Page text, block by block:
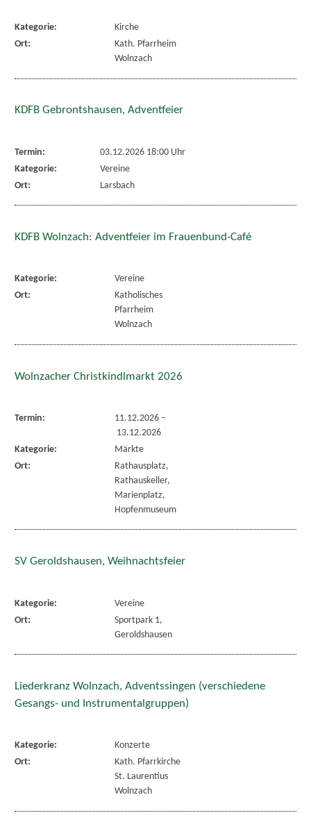
Kategorie:
Kirche
Ort:
Kath. Pfarrheim
Wolnzach
KDFB Gebrontshausen, Adventfeier
Termin:
03.12.2026 18:00 Uhr
Kategorie:
Vereine
Ort:
Larsbach
KDFB Wolnzach: Adventfeier im Frauenbund-Café
Kategorie:
Vereine
Ort:
Katholisches
Pfarrheim
Wolnzach
Wolnzacher Christkindlmarkt 2026
Termin: 11.12.2026–
13.12.2026
Kategorie:
Märkte
Ort:
Rathausplatz,
Rathauskeller,
Marienplatz,
Hopfenmuseum
SV Geroldshausen, Weihnachtsfeier
Kategorie:
Vereine
Ort:
Sportpark 1,
Geroldshausen
Liederkranz Wolnzach, Adventssingen (verschiedene
Gesangs- und Instrumentalgruppen)
Kategorie:
Konzerte
Ort:
Kath. Pfarrkirche
St. Laurentius
Wolnzach